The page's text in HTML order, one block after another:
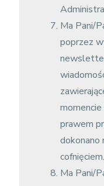
Ma Pani/
poprzez
prawem
dokonano
cofnięciem.
Ma Pani/